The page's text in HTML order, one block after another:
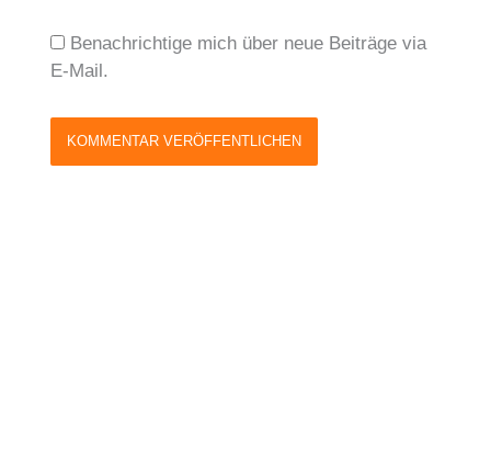
Benachrichtige mich über neue Beiträge via
E-Mail.